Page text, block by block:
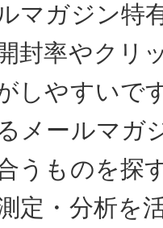
マガジン特
封率やクリ
しやすいで
メールマガ
うものを探
定・分析を